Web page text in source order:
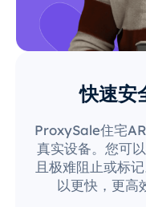
快速安
ProxySale住宅
真实设备。您可
且极难阻止或标
以更快，更高